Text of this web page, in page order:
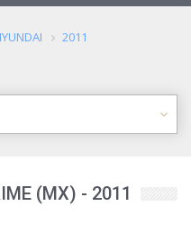
2011
(MX) - 2011